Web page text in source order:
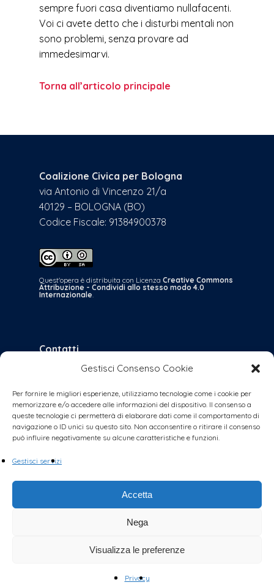
Gestisci Consenso Cookie
Per fornire le migliori esperienze, utilizziamo tecnologie come i cookie per
memorizzare e/o accedere alle informazioni del dispositivo. Il consenso a
queste tecnologie ci permetterà di elaborare dati come il comportamento di
navigazione o ID unici su questo sito. Non acconsentire o ritirare il consenso
può influire negativamente su alcune caratteristiche e funzioni.
Gestisci servizi
Accetta
Nega
Visualizza le preferenze
Privacy
sempre fuori casa diventiamo nullafacenti.
Voi ci avete detto che i disturbi mentali non
sono problemi, senza provare ad
immedesimarvi.
Torna all’articolo principale
Coalizione Civica per Bologna
via Antonio di Vincenzo 21/a
40129 – BOLOGNA (BO)
Codice Fiscale: 91384900378
Quest'opera è distribuita con Licenza Creative Commons
Attribuzione - Condividi allo stesso modo 4.0
Internazionale.
Contatti
bologna@coalizionecivica.it
per qualsiasi questione
collabora@coalizionecivica.it
se volete dare una mano concreta alla
coalizione (volantinaggi, banchetti, video,
foto, segreteria, ecc.)